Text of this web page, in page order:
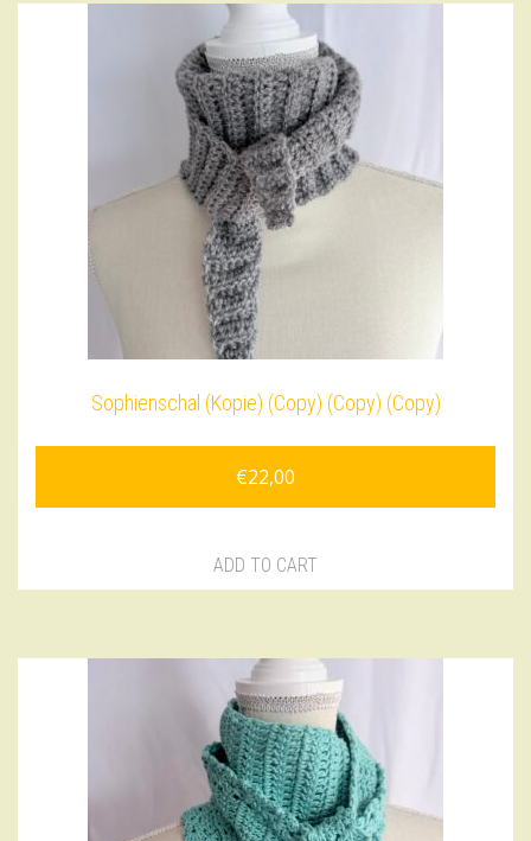
Sophienschal (Kopie) (Copy) (Copy) (Copy)
€22,00
ADD TO CART